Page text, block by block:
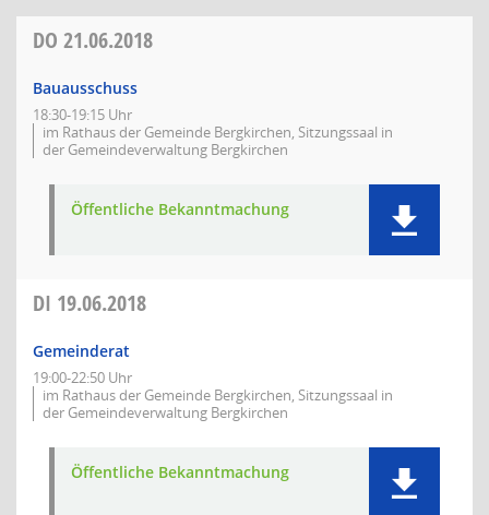
DO 21.06.2018
Bauausschuss
18:30-19:15 Uhr
im Rathaus der Gemeinde Bergkirchen, Sitzungssaal in
der Gemeindeverwaltung Bergkirchen
Öffentliche Bekanntmachung
DI 19.06.2018
Gemeinderat
19:00-22:50 Uhr
im Rathaus der Gemeinde Bergkirchen, Sitzungssaal in
der Gemeindeverwaltung Bergkirchen
Öffentliche Bekanntmachung